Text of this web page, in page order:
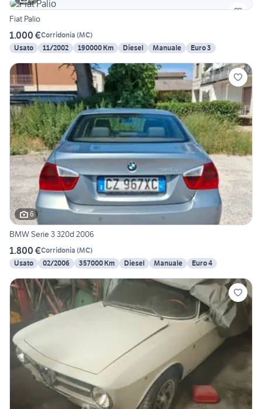
Fiat Palio
1.000 €Corridonia (MC)
Usato
11/2002 190000 Km Diesel Manuale Euro 3
6
BMW Serie 3 320d 2006
1.800 €Corridonia (MC)
Usato
02/2006 357000 Km Diesel Manuale Euro 4